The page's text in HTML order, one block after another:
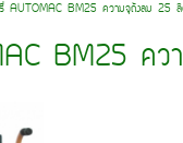
รี่ AUTOMAC BM25 ความจุถังลม 25
BM25 ค